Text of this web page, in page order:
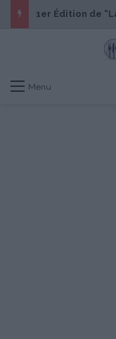
Menu